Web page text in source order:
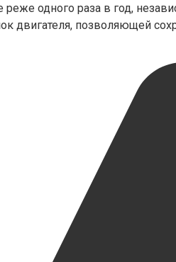
одного раза в год,
позволяющей